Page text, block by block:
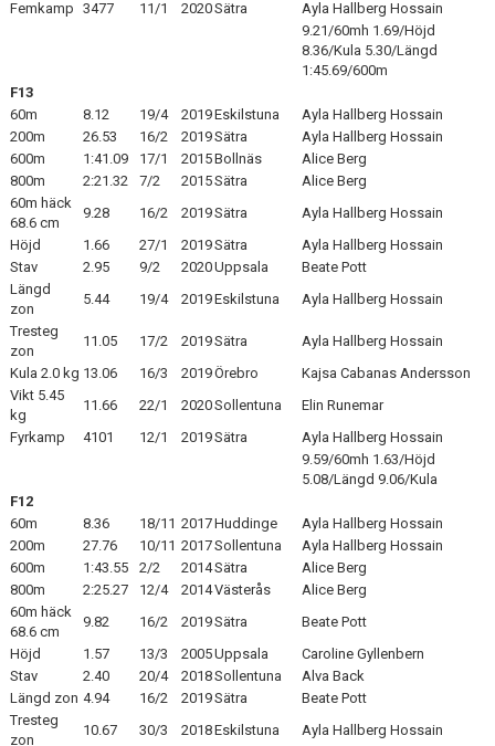
Femkamp 3477 11/1 2020Sätra
Ayla Hallberg Hossain
9.21/60mh 1.69/Höjd
8.36/Kula 5.30/Längd
1:45.69/600m
F13
60m
8.12 19/4 2019Eskilstuna
Ayla Hallberg Hossain
200m
26.53 16/2 2019Sätra
Ayla Hallberg Hossain
600m
1:41.09 17/1 2015Bollnäs
Alice Berg
800m
2:21.32 7/2 2015Sätra
Alice Berg
60m häck
68.6 cm
9.28 16/2 2019Sätra
Ayla Hallberg Hossain
Höjd
1.66 27/1 2019Sätra
Ayla Hallberg Hossain
Stav
2.95 9/2 2020Uppsala
Beate Pott
Längd
zon
5.44 19/4 2019Eskilstuna
Ayla Hallberg Hossain
Tresteg
zon
11.05 17/2 2019Sätra
Ayla Hallberg Hossain
Kula 2.0 kg 13.06 16/3 2019Örebro
Kajsa Cabanas Andersson
Vikt 5.45
kg
11.66 22/1 2020Sollentuna
Elin Runemar
Fyrkamp
4101 12/1 2019Sätra
Ayla Hallberg Hossain
9.59/60mh 1.63/Höjd
5.08/Längd 9.06/Kula
F12
60m
8.36 18/11 2017Huddinge
Ayla Hallberg Hossain
200m
27.76 10/11 2017Sollentuna
Ayla Hallberg Hossain
600m
1:43.55 2/2 2014Sätra
Alice Berg
800m
2:25.27 12/4 2014Västerås
Alice Berg
60m häck
68.6 cm
9.82 16/2 2019Sätra
Beate Pott
Höjd
1.57 13/3 2005Uppsala
Caroline Gyllenbern
Stav
2.40 20/4 2018Sollentuna
Alva Back
Längd zon 4.94 16/2 2019Sätra
Beate Pott
Tresteg
zon
10.67 30/3 2018Eskilstuna Ayla Hallberg Hossain